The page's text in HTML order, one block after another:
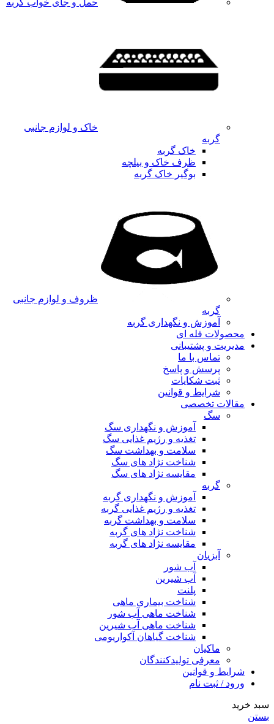
حمل و جای خواب گربه
خاک و لوازم جانبی
گربه
خاک گربه
ظرف خاک و بیلچه
بوگیر خاک گربه
ظروف و لوازم جانبی
گربه
آموزش و نگهداری گربه
محصولات فله ای
مدیریت و پشتیبانی
تماس با ما
پرسش و پاسخ
ثبت شکایات
شرایط و قوانین
مقالات تخصصی
سگ
آموزش و نگهداری سگ
تغذیه و رژیم غذایی سگ
سلامت و بهداشت سگ
شناخت نژاد های سگ
مقایسه نژاد های سگ
گربه
آموزش و نگهداری گربه
تغذیه و رژیم غذایی گربه
سلامت و بهداشت گربه
شناخت نژاد های گربه
مقایسه نژاد های گربه
آبزیان
آب شور
آب شیرین
پلنت
شناخت بیماری ماهی
شناخت ماهی آب شور
شناخت ماهی آب شیرین
شناخت گیاهان آکواریومی
ماکیان
معرفی تولیدکنندگان
شرایط و قوانین
ورود / ثبت نام
سبد خرید
بستن